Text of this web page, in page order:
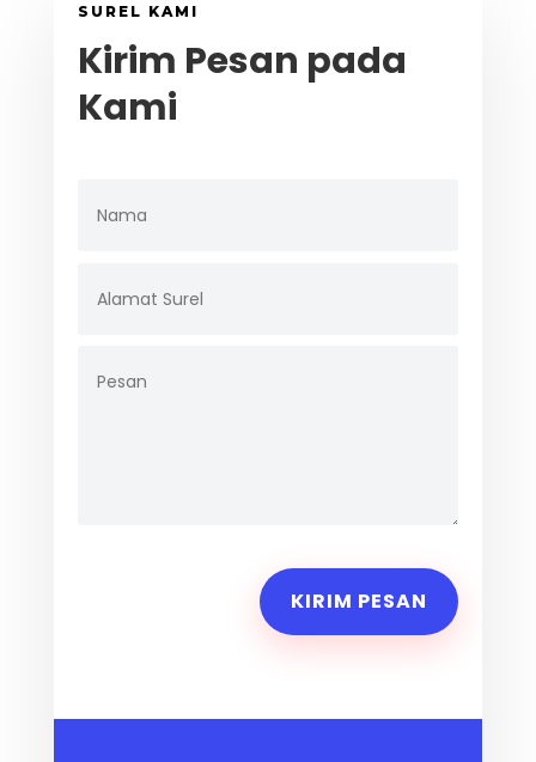
SUREL KAMI
Kirim Pesan pada
Kami
KIRIM PESAN